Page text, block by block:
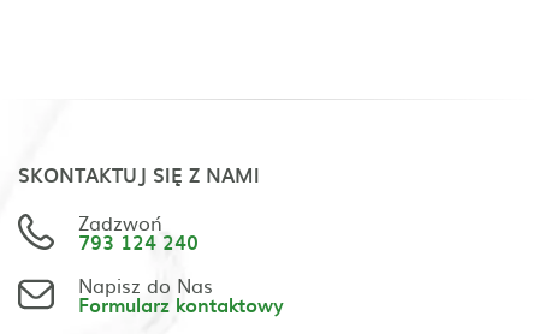
SKONTAKTUJ SIĘ Z NAMI
Zadzwoń
793 124 240
Napisz do Nas
Formularz kontaktowy